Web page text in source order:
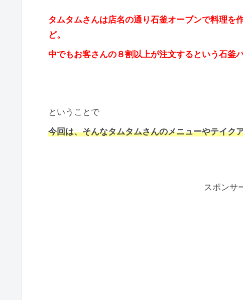
タムタムさんは店名の通り石釜オーブンで料理を
ど。
中でもお客さんの８割以上が注文するという石釜
ということで
今回は、そんなタムタムさんのメニューやテイク
スポンサ